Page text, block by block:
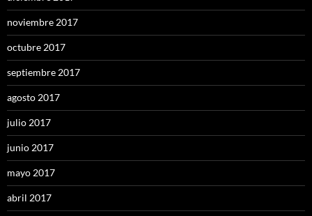
noviembre 2017
octubre 2017
septiembre 2017
agosto 2017
julio 2017
junio 2017
mayo 2017
abril 2017